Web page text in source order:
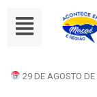
29 DE AGOSTO